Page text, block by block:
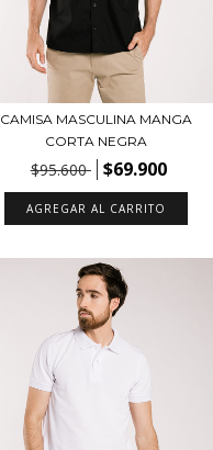
CAMISA MASCULINA MANGA
CORTA NEGRA
$95.600 $69.900
AGREGAR AL CARRITO